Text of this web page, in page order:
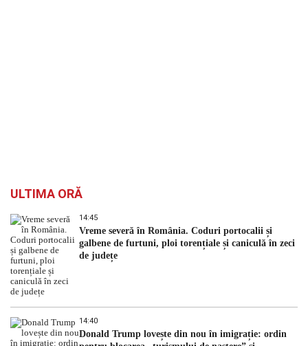
ULTIMA ORĂ
14:45
Vreme severă în România. Coduri portocalii și
galbene de furtuni, ploi torențiale și caniculă în zeci
de județe
14:40
Donald Trump lovește din nou în imigrație: ordin